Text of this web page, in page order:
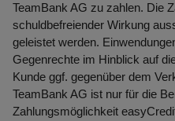
TeamBank AG zu zahlen. Die
schuldbefreiender Wirkung
geleistet werden.
Gegenrechte im Hinblick auf
Kunde ggf. gegenüber dem
TeamBank AG ist nur für die
Zahlungsmöglichkeit